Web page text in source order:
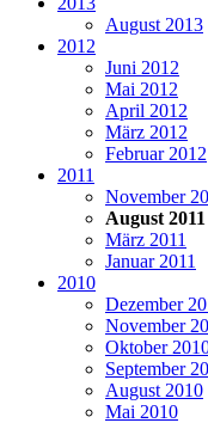
August 2013
2012
Juni 2012
Mai 2012
April 2012
März 2012
Februar 2012
2011
November
August 2011
März 2011
Januar 2011
2010
Dezember
November
Oktober
September
August 2010
Mai 2010